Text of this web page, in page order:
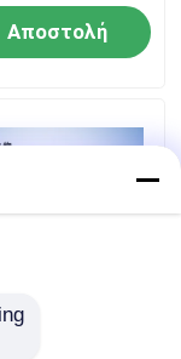
Αποστολή